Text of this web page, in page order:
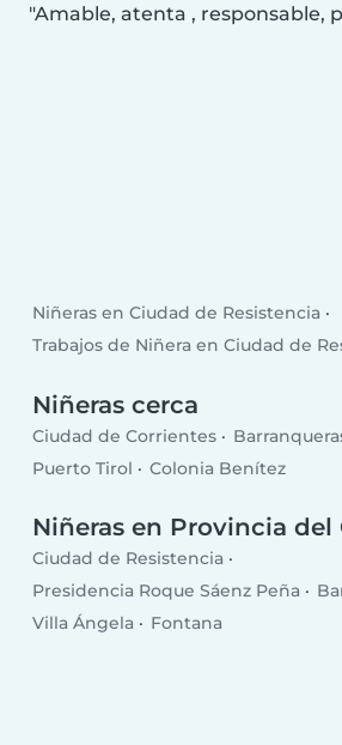
Amable, atenta , responsable,
Niñeras en Ciudad de Resistencia
Trabajos de Niñera en Ciudad de
Niñeras cerca
Ciudad de Corrientes
Puerto Tirol
Colonia Benítez
Niñeras en Provincia del
Ciudad de Resistencia
Presidencia Roque Sáenz Peña
Villa Ángela
Fontana